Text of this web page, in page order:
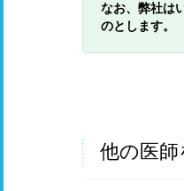
なお、弊社は
のとします。
他の医師